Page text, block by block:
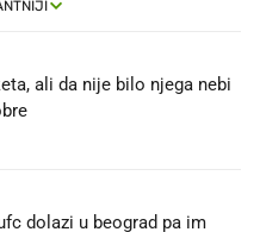
ali da nije bilo njega nebi
dolazi u beograd pa im